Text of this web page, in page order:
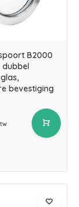
B2000
dubbel
bevestiging